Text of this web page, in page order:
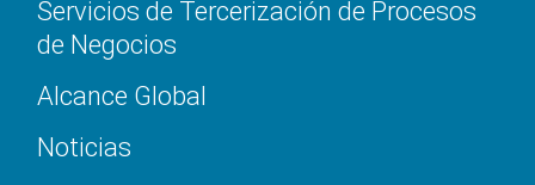
Servicios de Tercerización de Procesos
de Negocios
Alcance Global
Noticias